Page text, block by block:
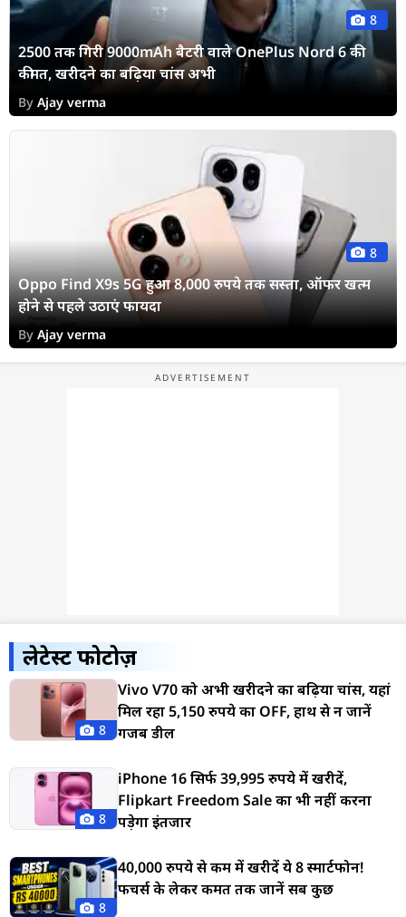
2500 तक गिरी 9000mAh बैटरी वाले OnePlus Nord 6 की
कीमत, खरीदने का बढ़िया चांस अभी
By Ajay verma
8
Oppo Find X9s 5G हुआ 8,000 रुपये तक सस्ता, ऑफर खत्म
होने से पहले उठाएं फायदा
By Ajay verma
8
लेटेस्ट फोटोज़
8
Vivo V70 को अभी खरीदने का बढ़िया चांस, यहां
मिल रहा 5,150 रुपये का OFF, हाथ से न जानें
गजब डील
8
iPhone 16 सिर्फ 39,995 रुपये में खरीदें,
Flipkart Freedom Sale का भी नहीं करना
पड़ेगा इंतजार
8
40,000 रुपये से कम में खरीदें ये 8 स्मार्टफोन!
फीचर्स के लेकर कीमत तक जानें सब कुछ